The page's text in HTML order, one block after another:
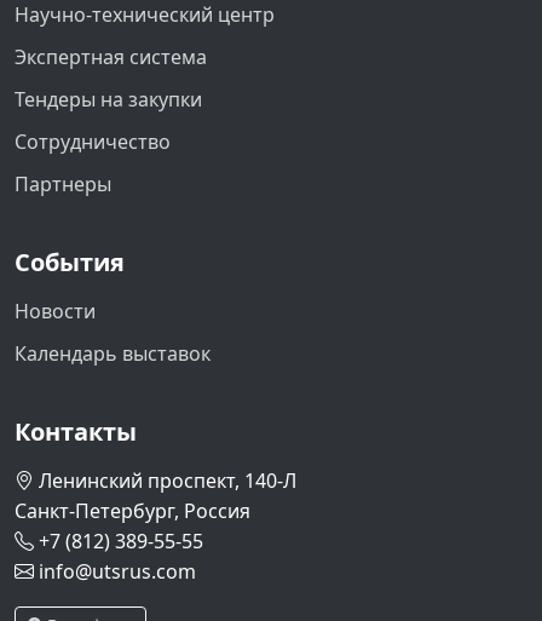
Научно-технический центр
Экспертная система
Тендеры на закупки
Сотрудничество
Партнеры
События
Новости
Календарь выставок
Контакты
Ленинский проспект, 140-Л
Санкт-Петербург, Россия
+7 (812) 389-55-55
info@utsrus.com